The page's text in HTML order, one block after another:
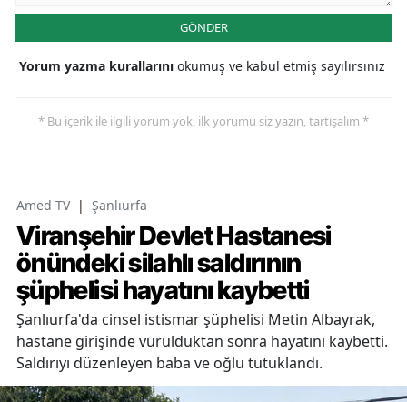
GÖNDER
Yorum yazma kurallarını okumuş ve kabul etmiş sayılırsınız
* Bu içerik ile ilgili yorum yok, ilk yorumu siz yazın, tartışalım *
Amed TV | Şanlıurfa
Viranşehir Devlet Hastanesi
önündeki silahlı saldırının
şüphelisi hayatını kaybetti
Şanlıurfa'da cinsel istismar şüphelisi Metin Albayrak,
hastane girişinde vurulduktan sonra hayatını kaybetti.
Saldırıyı düzenleyen baba ve oğlu tutuklandı.